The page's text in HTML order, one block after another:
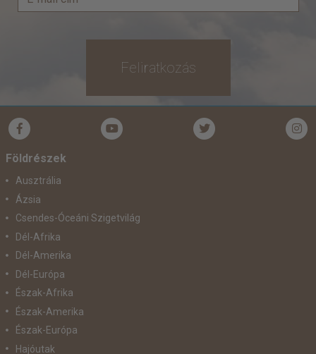
Feliratkozás
Földrészek
Ausztrália
Ázsia
Csendes-Óceáni Szigetvilág
Dél-Afrika
Dél-Amerika
Dél-Európa
Észak-Afrika
Észak-Amerika
Észak-Európa
Hajóutak